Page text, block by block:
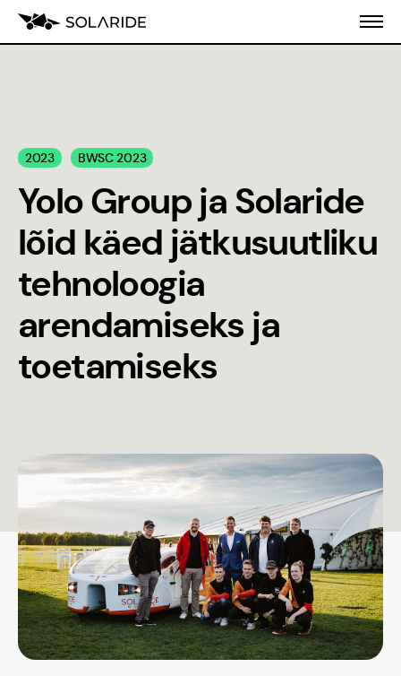
Koolitusprogramm
Blogi
Inseneeria
populariseerimine
Stiilijuhend
2023 BWSC 2023
Yolo Group ja Solaride
lõid käed jätkusuutliku
tehnoloogia
arendamiseks ja
toetamiseks